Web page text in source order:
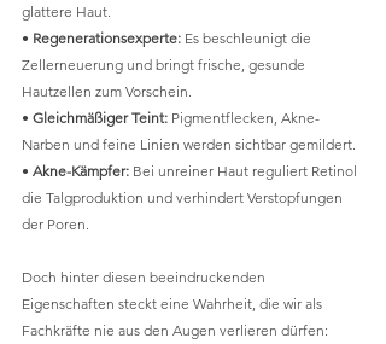
glattere Haut.
• Regenerationsexperte: Es beschleunigt die
Zellerneuerung und bringt frische, gesunde
Hautzellen zum Vorschein.
• Gleichmäßiger Teint: Pigmentflecken, Akne-
Narben und feine Linien werden sichtbar gemildert.
• Akne-Kämpfer: Bei unreiner Haut reguliert Retinol
die Talgproduktion und verhindert Verstopfungen
der Poren.
Doch hinter diesen beeindruckenden
Eigenschaften steckt eine Wahrheit, die wir als
Fachkräfte nie aus den Augen verlieren dürfen: